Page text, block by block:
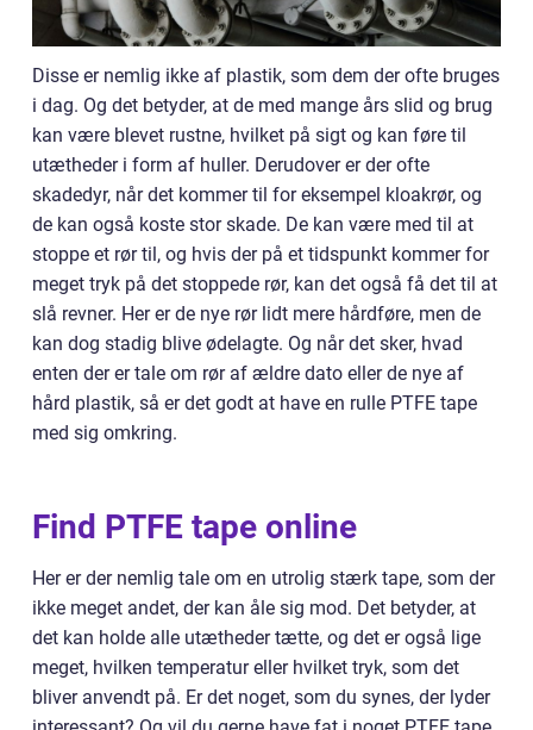
Disse er nemlig ikke af plastik, som dem der ofte bruges
i dag. Og det betyder, at de med mange års slid og brug
kan være blevet rustne, hvilket på sigt og kan føre til
utætheder i form af huller. Derudover er der ofte
skadedyr, når det kommer til for eksempel kloakrør, og
de kan også koste stor skade. De kan være med til at
stoppe et rør til, og hvis der på et tidspunkt kommer for
meget tryk på det stoppede rør, kan det også få det til at
slå revner. Her er de nye rør lidt mere hårdføre, men de
kan dog stadig blive ødelagte. Og når det sker, hvad
enten der er tale om rør af ældre dato eller de nye af
hård plastik, så er det godt at have en rulle PTFE tape
med sig omkring.
Find PTFE tape online
Her er der nemlig tale om en utrolig stærk tape, som der
ikke meget andet, der kan åle sig mod. Det betyder, at
det kan holde alle utætheder tætte, og det er også lige
meget, hvilken temperatur eller hvilket tryk, som det
bliver anvendt på. Er det noget, som du synes, der lyder